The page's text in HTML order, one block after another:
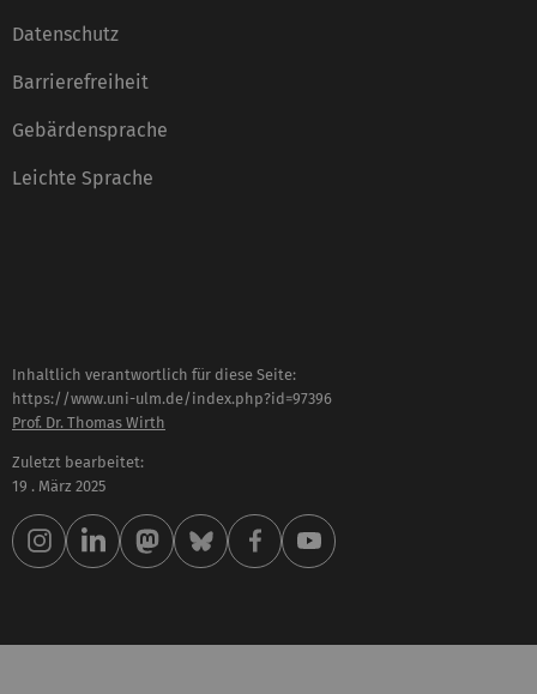
Datenschutz
Barrierefreiheit
Gebärdensprache
Leichte Sprache
Inhaltlich verantwortlich für diese Seite:
https://www.uni-ulm.de/index.php?id=97396
Prof. Dr. Thomas Wirth
Zuletzt bearbeitet:
19 . März 2025